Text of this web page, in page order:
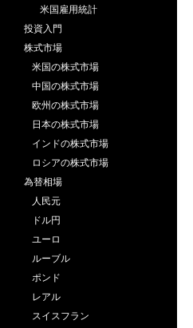
米国雇用統計
投資入門
株式市場
米国の株式市場
中国の株式市場
欧州の株式市場
日本の株式市場
インドの株式市場
ロシアの株式市場
為替相場
人民元
ドル円
ユーロ
ルーブル
ポンド
レアル
スイスフラン